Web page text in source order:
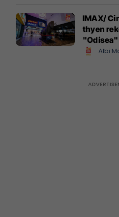
IMAX/
thyen
"Odisea"
Albi